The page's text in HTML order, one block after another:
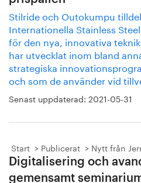
Stilride och Outokumpu
Internationella Stainless
för den nya, innovativa
har utvecklat inom bland
strategiska
och som de använder vid
Senast uppdaterad: 2021-05-31
Start Publicerat Nytt från
Digitalisering och
gemensamt